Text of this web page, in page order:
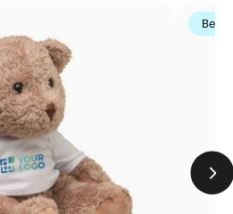
de photographies ou de
limité